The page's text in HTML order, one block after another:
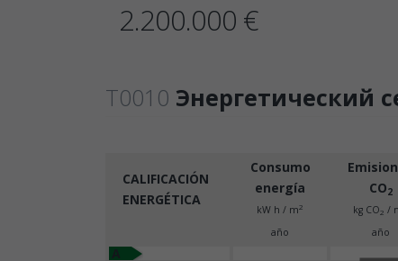
2.200.000 €
T0010 Энергетический
CALIFICACIÓN
ENERGÉTICA
Consumo
energía
kW h / m2
año
CO2
kg CO2 /
año